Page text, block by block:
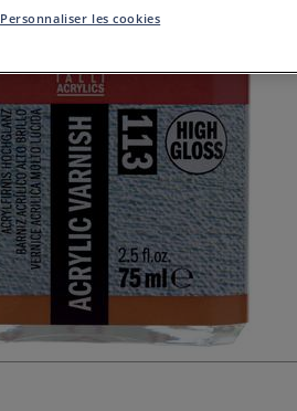
Personnaliser les cookies